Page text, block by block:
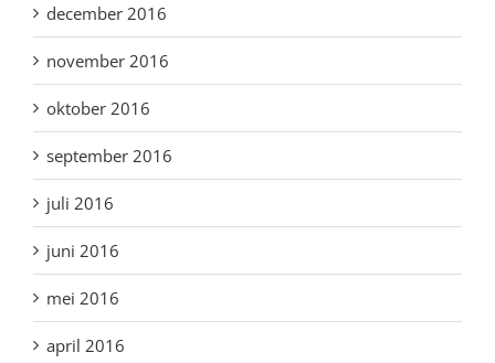
december 2016
november 2016
oktober 2016
september 2016
juli 2016
juni 2016
mei 2016
april 2016